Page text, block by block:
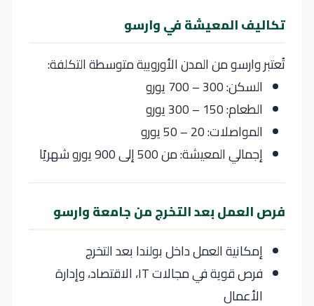
تكاليف المعيشة في وارسو
تُعتبروارسومن المدن الأوروبية متوسطة التكلفة:
السكن: 300 – 700 يورو
الطعام: 150 – 300 يورو
المواصلات: 20 – 50 يورو
إجمالي المعيشة: من 500 إلى 900 يورو شهريًا
فرص العمل بعد التخرج من جامعة وارسو
إمكانية العمل داخل بولندا بعد التخرج
فرص قوية في مجالات IT، الاقتصاد، وإدارة
الأعمال